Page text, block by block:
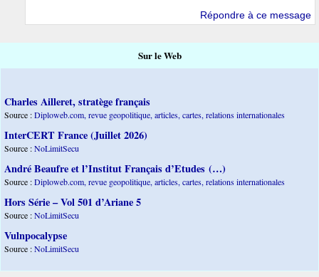
Répondre à ce message
Sur le Web
Charles Ailleret, stratège français
Source :Diploweb.com, revue geopolitique, articles, cartes, relations internationales
InterCERT France (Juillet 2026)
Source :NoLimitSecu
André Beaufre et l’Institut Français d’Etudes (…)
Source :Diploweb.com, revue geopolitique, articles, cartes, relations internationales
Hors Série – Vol 501 d’Ariane 5
Source :NoLimitSecu
Vulnpocalypse
Source :NoLimitSecu